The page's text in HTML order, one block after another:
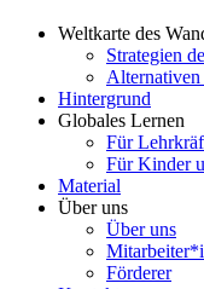
Weltkarte des
Strategien
Alternativen
Hintergrund
Globales Lernen
Für
Für Kinder
Material
Über uns
Über uns
Förderer